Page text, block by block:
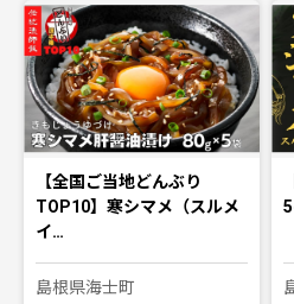
【全国ご当地どんぶり
TOP10】寒シマメ（スルメ
イ…
島根県海士町